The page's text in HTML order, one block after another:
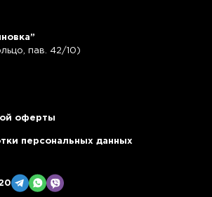
пав. 42/10)
оферты
персональных данных